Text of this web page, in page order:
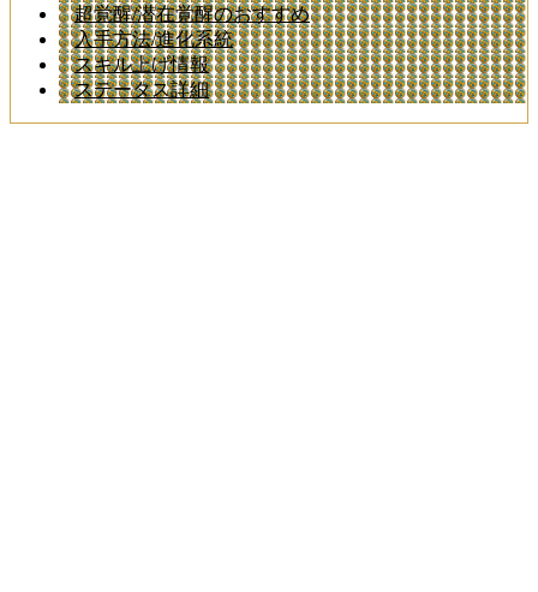
超覚醒/潜在覚醒のおすすめ
入手方法/進化系統
スキル上げ情報
ステータス詳細